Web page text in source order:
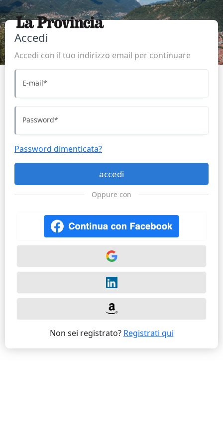
Accedi
Accedi con il tuo indirizzo email per continuare
E-mail*
Password*
Password dimenticata?
accedi
Oppure con
Non sei registrato? Registrati qui